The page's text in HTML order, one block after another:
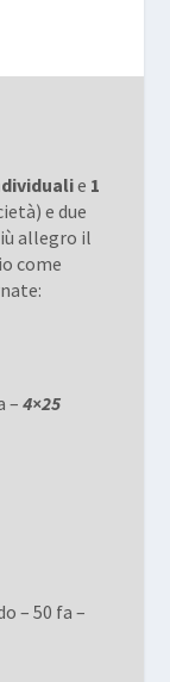
e 1
e due
allegro il
come
– 4×25
– 50 fa –